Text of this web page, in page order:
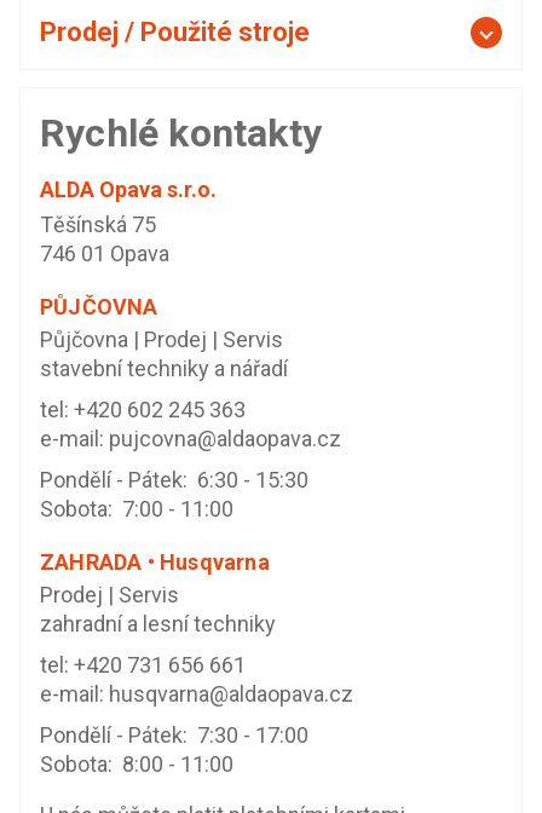
Prodej / Použité stroje
Rychlé kontakty
ALDA Opava s.r.o.
Těšínská 75
746 01 Opava
PŮJČOVNA
Půjčovna | Prodej | Servis
stavební techniky a nářadí
tel: +420 602 245 363
e-mail: pujcovna@aldaopava.cz
Pondělí - Pátek: 6:30 - 15:30
Sobota: 7:00 - 11:00
ZAHRADA • Husqvarna
Prodej | Servis
zahradní a lesní techniky
tel: +420 731 656 661
e-mail: husqvarna@aldaopava.cz
Pondělí - Pátek: 7:30 - 17:00
Sobota: 8:00 - 11:00